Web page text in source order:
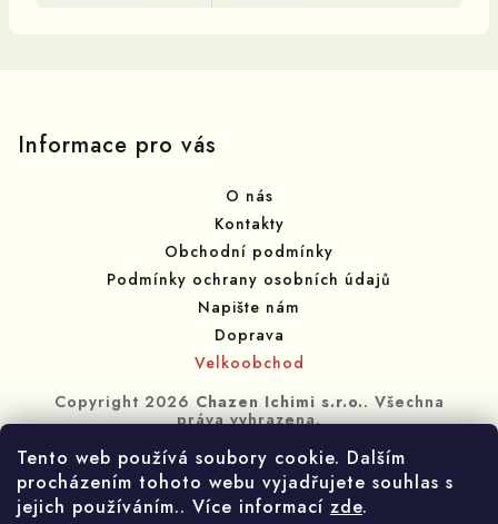
Tento web používá soubory cookie. Dalším
procházením tohoto webu vyjadřujete souhlas s
jejich používáním.. Více informací zde.
Informace pro vás
O nás
Kontakty
Obchodní podmínky
Podmínky ochrany osobních údajů
Napište nám
Doprava
Velkoobchod
Copyright 2026 Chazen Ichimi s.r.o.. Všechna
práva vyhrazena.
Vytvořil Shoptet